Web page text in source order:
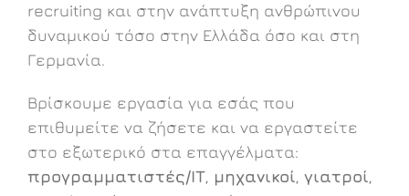
recruiting και στην ανάπτυξη ανθρώπινου
δυναμικού τόσο στην Ελλάδα όσο και στη
Γερμανία.
Βρίσκουμε εργασία για εσάς που
επιθυμείτε να ζήσετε και να εργαστείτε
στο εξωτερικό στα επαγγέλματα:
προγραμματιστές/ΙΤ, μηχανικοί, γιατροί,